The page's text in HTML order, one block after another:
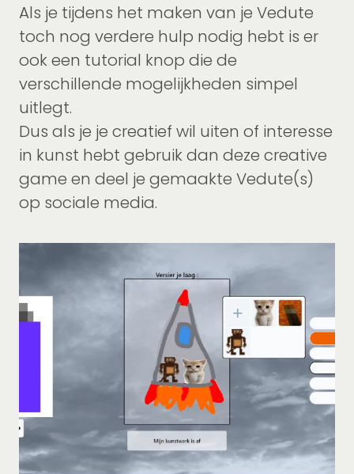
Als je tijdens het maken van je Vedute
toch nog verdere hulp nodig hebt is er
ook een tutorial knop die de
verschillende mogelijkheden simpel
uitlegt.
Dus als je je creatief wil uiten of interesse
in kunst hebt gebruik dan deze creative
game en deel je gemaakte Vedute(s)
op sociale media.